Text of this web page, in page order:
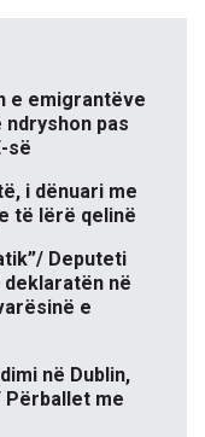
e emigrantëve
pas
së
i dënuari me
të lërë qelinë
Deputeti
në
e
në Dublin,
me